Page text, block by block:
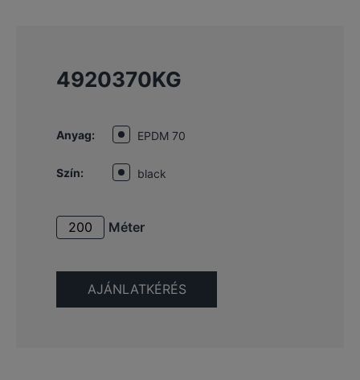
4920370KG
Anyag: EPDM 70
Szín: black
Méter